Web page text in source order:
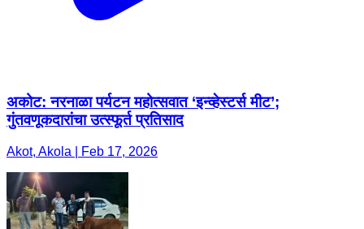
अकोट: नरनाळा पर्यटन महोत्सवात ‘इन्व्हेस्टर्स मीट’;
गुंतवणूकदारांचा उत्स्फूर्त प्रतिसाद
Akot, Akola | Feb 17, 2026